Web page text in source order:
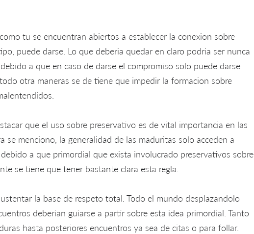
tu se encuentran abiertos a establecer la conexion sobre
puede darse. Lo que deberia quedar en claro podri­a ser nunca
a que en caso de darse el compromiso solo puede darse
otra maneras se de tiene que impedir la formacion sobre
que el uso sobre preservativo es de vital importancia en las
se menciono, la generalidad de las maduritas solo acceden a
a que primordial que exista involucrado preservativos sobre
se tiene que tener bastante clara esta regla.
la base de respeto total. Todo el mundo desplazandolo
deberi­an guiarse a partir sobre esta idea primordial. Tanto
hasta posteriores encuentros ya sea de citas o para follar.